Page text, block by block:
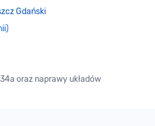
Gdański
oraz naprawy układów